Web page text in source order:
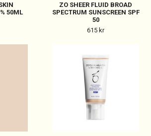
50ML
ZO SHEER FLUID BROAD
SPECTRUM SUNSCREEN SPF
50
615 kr